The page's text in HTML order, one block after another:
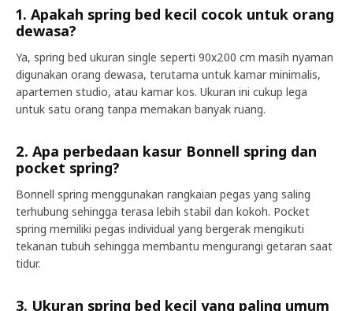
1. Apakah spring bed kecil cocok untuk orang
dewasa?
Ya, spring bed ukuran single seperti 90x200 cm masih nyaman
digunakan orang dewasa, terutama untuk kamar minimalis,
apartemen studio, atau kamar kos. Ukuran ini cukup lega
untuk satu orang tanpa memakan banyak ruang.
2. Apa perbedaan kasur Bonnell spring dan
pocket spring?
Bonnell spring menggunakan rangkaian pegas yang saling
terhubung sehingga terasa lebih stabil dan kokoh. Pocket
spring memiliki pegas individual yang bergerak mengikuti
tekanan tubuh sehingga membantu mengurangi getaran saat
tidur.
3. Ukuran spring bed kecil yang paling umum